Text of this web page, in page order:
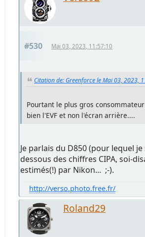
#530 Mai 03, 2023, 11:57:10
Citation de: Greenforce le Mai 03, 2023,
Pourtant le plus gros
bien l'EVF et non l'écran arrière....
Je parlais du D850 (pour lequel
dessous des chiffres CIPA, soi-
estimés(!) par Nikon... ;-).
http://verso.photo.free.fr/
Roland29